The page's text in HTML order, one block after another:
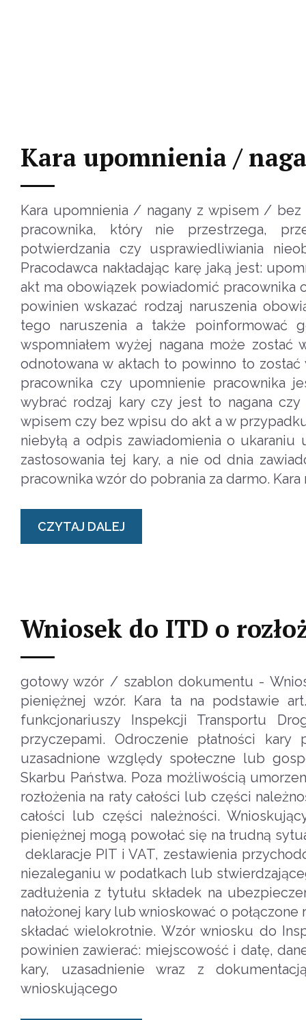
Kara upomnienia /
Kara upomnienia / nagany z wpisem /
pracownika, który nie przestrzega,
potwierdzania czy usprawiedliwiania
Pracodawca nakładając karę jaką jest:
akt ma obowiązek powiadomić pracownika
powinien wskazać rodzaj naruszenia
tego naruszenia a także poinformować
wspomniałem wyżej nagana może
odnotowana w aktach to powinno to
pracownika czy upomnienie pracownika
wybrać rodzaj kary czy jest to nagana
wpisem czy bez wpisu do akt a w
niebyłą a odpis zawiadomienia o
zastosowania tej kary, a nie od dnia
pracownika wzór do pobrania za darmo.
CZYTAJ DALEJ
Wniosek do ITD o
gotowy wzór / szablon dokumentu -
pieniężnej wzór. Kara ta na podstawie
funkcjonariuszy Inspekcji Transportu
przyczepami. Odroczenie płatności
uzasadnione względy społeczne lub
Skarbu Państwa. Poza możliwością
rozłożenia na raty całości lub części
całości lub części należności.
pieniężnej mogą powołać się na trudną
deklaracje PIT i VAT, zestawienia
niezaleganiu w podatkach lub
zadłużenia z tytułu składek na
nałożonej kary lub wnioskować o
składać wielokrotnie. Wzór wniosku do
powinien zawierać: miejscowość i datę,
kary, uzasadnienie wraz z
wnioskującego